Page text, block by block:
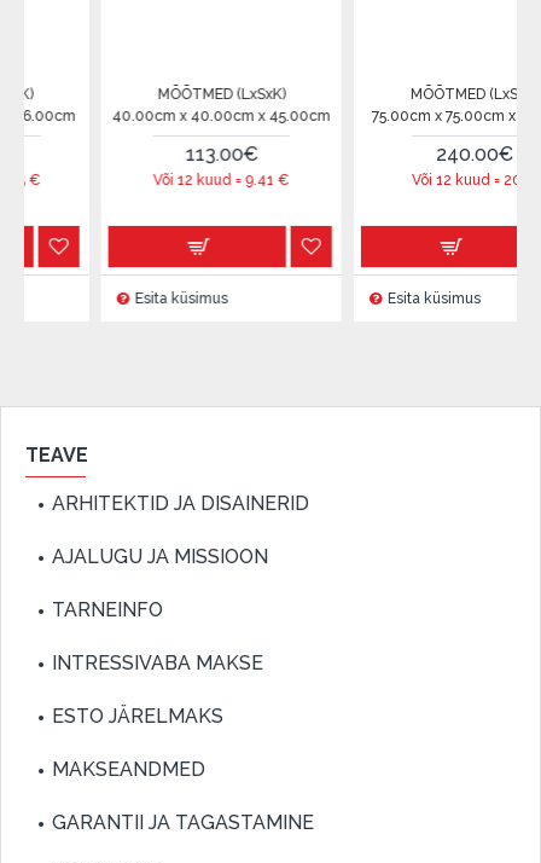
MÕÕTMED (LxSxK)
40.00cm x 40.00cm x 45.00cm
113.00€
Või 12 kuud =9.41€
Esita küsimus
MÕÕTMED (LxSxK)
75.00cm x 75.00cm x 37.00cm
240.00€
Või 12 kuud =20€
Esita küsimus
TEAVE
ARHITEKTID JA DISAINERID
AJALUGU JA MISSIOON
TARNEINFO
INTRESSIVABA MAKSE
ESTO JÄRELMAKS
MAKSEANDMED
GARANTII JA TAGASTAMINE